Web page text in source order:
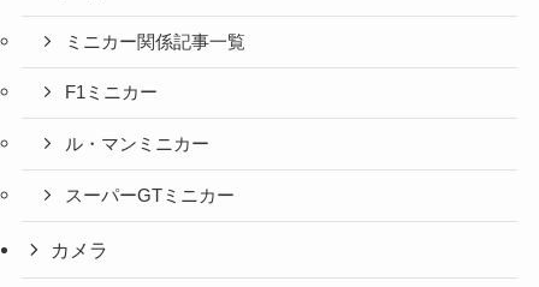
ミニカー関係記事一覧
F1ミニカー
ル・マンミニカー
スーパーGTミニカー
カメラ